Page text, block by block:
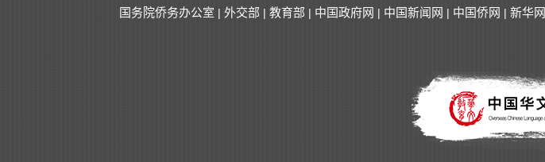
国务院侨务办公室 | 外交部 | 教育部 | 中国政府网 | 中国新闻网 | 中国侨网 | 新华网